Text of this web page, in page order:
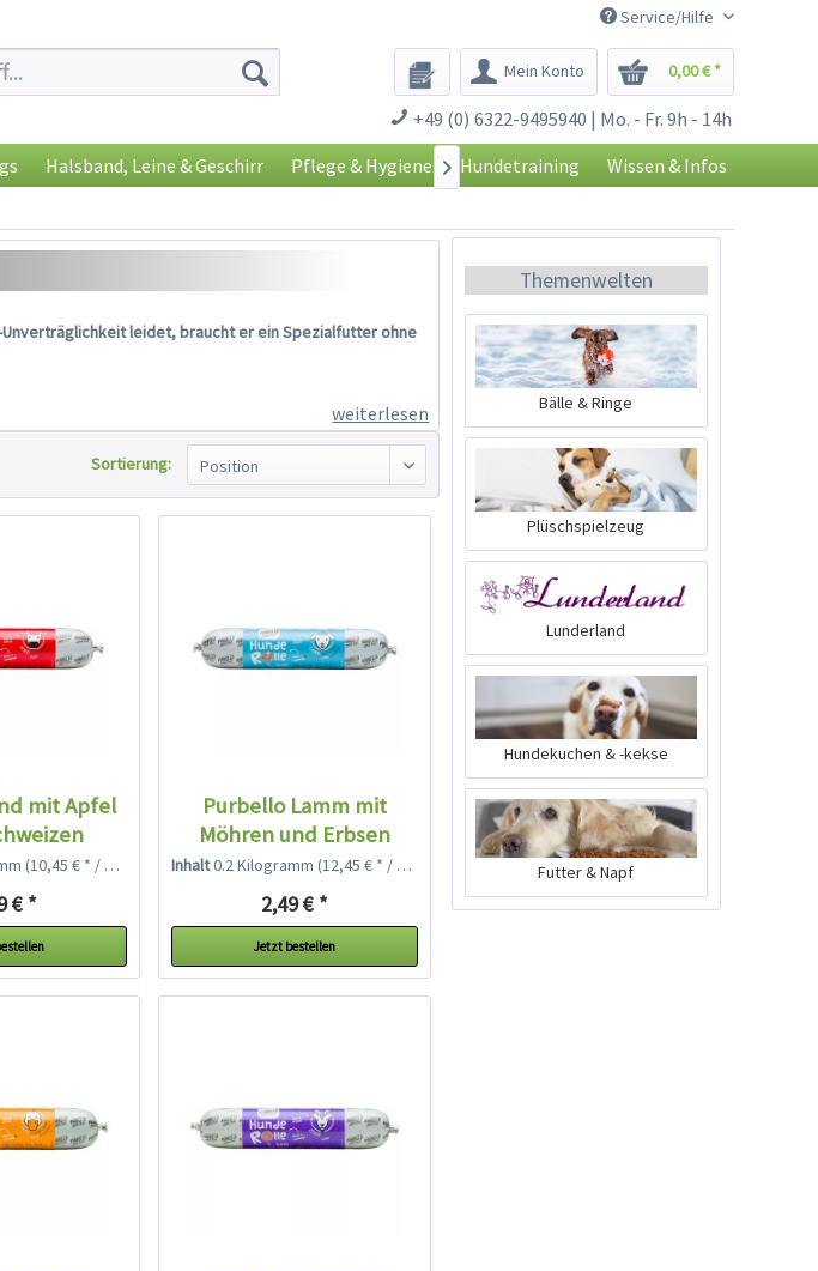
Service/Hilfe
Mein Konto 0,00 € *
+49 (0) 6322-9495940 | Mo. - Fr. 9h - 14h
Halsband, Leine & Geschirr Pflege & Hygiene Hundetraining Wissen & Infos

leidet, braucht er ein Spezialfutter ohne
weiterlesen
Sortierung:
mit Apfel
(10,45 € * / 1 Kilogramm)
€ *
Purbello Lamm mit
Möhren und Erbsen
Inhalt0.2 Kilogramm (12,45 € * / 1 Kilogramm)
2,49 € *
Jetzt bestellen
Themenwelten
Bälle & Ringe
Plüschspielzeug
Lunderland
Hundekuchen & -kekse
Futter & Napf